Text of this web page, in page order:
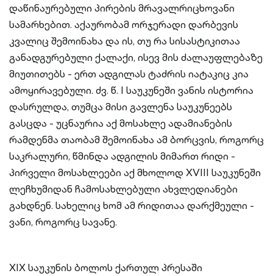
დაწინაურებული პირების მრავალრიცხოვანი
სამარხებით. აქაურობამ ორჯერადი დარბევის
კვალიც შემოინახა და ის, თუ რა სისასტიკითაა
განადგურებული ქალაქი, ისევ მის ძალაუფლებაზე
მიუთითებს - ერთ ადგილას ტაძრის იატაკიც კია
ამოყირავებული. ძვ. წ. I საუკუნეში ვანის ისტორია
დასრულდა, თუმცა მისი გავლენა საუკუნეებს
გასცდა - უცნაურია აქ მოსახლე ადამიანების
რამდენმა თაობამ შემოინახა ამ ბორცვის, როგორც
საკრალური, წმინდა ადგილის მიმართ რიდი -
პირველი მოსახლეები აქ მხოლოდ XVIII საუკუნეში
ლეჩხუმიდან ჩამოსახლებული ახვლედიანები
გახდნენ. სახელიც ხომ ამ რიდითაა დარქმეული -
ვანი, როგორც სავანე.
XIX საუკუნის ბოლოს ქართულ პრესაში